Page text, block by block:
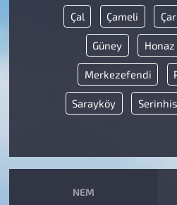
Çal Çameli
Güney Honaz
Merkezefendi
Sarayköy
NEM